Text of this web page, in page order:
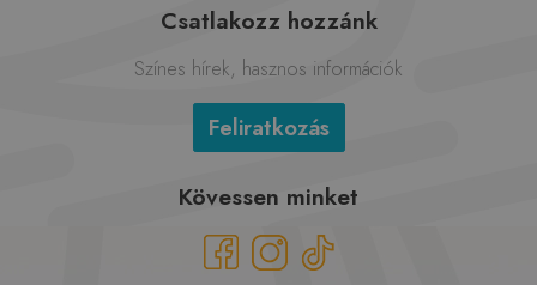
Csatlakozz hozzánk
Színes hírek, hasznos információk
Feliratkozás
Kövessen minket